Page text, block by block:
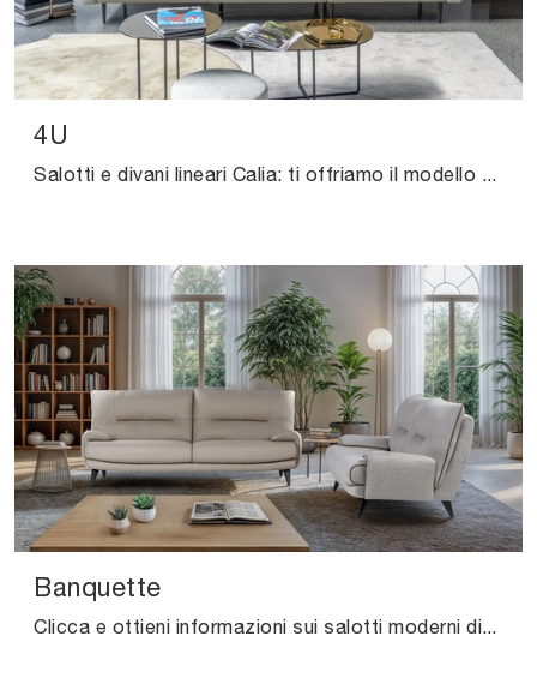
4U
Salotti e divani lineari Calia: ti offriamo il modello 4U in pelle per impreziosire il soggiorno.
Banquette
Clicca e ottieni informazioni sui salotti moderni di Calia! Diversi modelli di divani, come Banquette, ti aspettano.